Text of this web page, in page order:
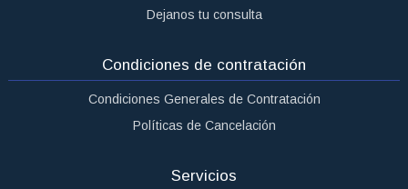
Dejanos tu consulta
Condiciones de contratación
Condiciones Generales de Contratación
Políticas de Cancelación
Servicios